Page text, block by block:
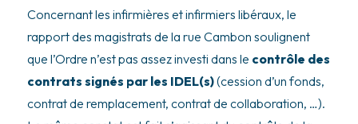
Concernant les infirmières et infirmiers libéraux, le
rapport des magistrats de la rue Cambon soulignent
que l’Ordre n’est pas assez investi dans le contrôle des
contrats signés par les IDEL(s)(cession d’un fonds,
contrat de remplacement, contrat de collaboration, …).